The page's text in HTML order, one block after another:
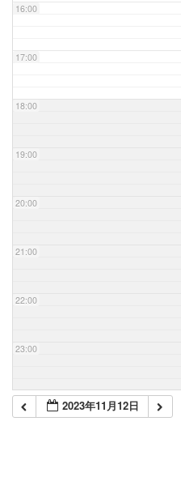
16:00
17:00
18:00
19:00
20:00
21:00
22:00
23:00
2023年11月12日